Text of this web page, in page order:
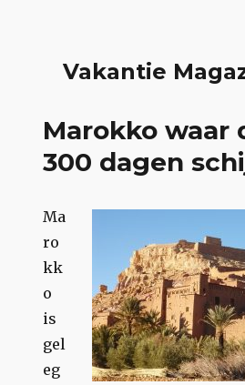
Vakantie
Marokko waar
300 dagen
Ma
ro
kk
o
is
gel
eg